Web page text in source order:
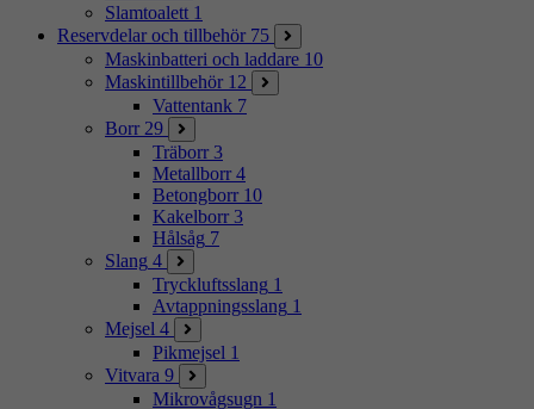
Slamtoalett 1
Reservdelar och tillbehör 75
Maskinbatteri och laddare 10
Maskintillbehör 12
Vattentank 7
Borr 29
Träborr 3
Metallborr 4
Betongborr 10
Kakelborr 3
Hålsåg 7
Slang 4
Tryckluftsslang 1
Avtappningsslang 1
Mejsel 4
Pikmejsel 1
Vitvara 9
Mikrovågsugn 1